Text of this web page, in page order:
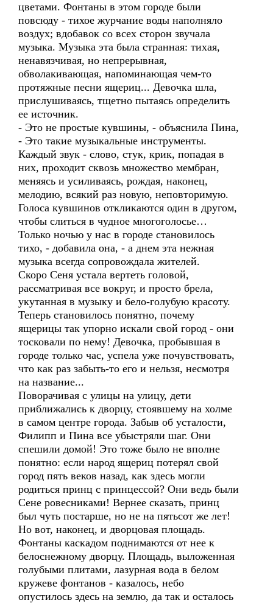
цветами. Фонтаны в этом городе были
повсюду - тихое журчание воды наполняло
воздух; вдобавок со всех сторон звучала
музыка. Музыка эта была странная: тихая,
ненавязчивая, но непрерывная,
обволакивающая, напоминающая чем-то
протяжные песни ящериц... Девочка шла,
прислушиваясь, тщетно пытаясь определить
ее источник.
- Это не простые кувшины, - объяснила Пина,
- Это такие музыкальные инструменты.
Каждый звук - слово, стук, крик, попадая в
них, проходит сквозь множество мембран,
меняясь и усиливаясь, рождая, наконец,
мелодию, всякий раз новую, неповторимую.
Голоса кувшинов откликаются один в другом,
чтобы слиться в чудное многоголосье…
Только ночью у нас в городе становилось
тихо, - добавила она, - а днем эта нежная
музыка всегда сопровождала жителей.
Скоро Сеня устала вертеть головой,
рассматривая все вокруг, и просто брела,
укутанная в музыку и бело-голубую красоту.
Теперь становилось понятно, почему
ящерицы так упорно искали свой город - они
тосковали по нему! Девочка, пробывшая в
городе только час, успела уже почувствовать,
что как раз забыть-то его и нельзя, несмотря
на название...
Поворачивая с улицы на улицу, дети
приближались к дворцу, стоявшему на холме
в самом центре города. Забыв об усталости,
Филипп и Пина все убыстряли шаг. Они
спешили домой! Это тоже было не вполне
понятно: если народ ящериц потерял свой
город пять веков назад, как здесь могли
родиться принц с принцессой? Они ведь были
Сене ровесниками! Вернее сказать, принц
был чуть постарше, но не на пятьсот же лет!
Но вот, наконец, и дворцовая площадь.
Фонтаны каскадом поднимаются от нее к
белоснежному дворцу. Площадь, выложенная
голубыми плитами, лазурная вода в белом
кружеве фонтанов - казалось, небо
опустилось здесь на землю, да так и осталось